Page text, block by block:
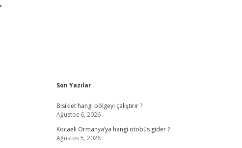
Sidebar
Son Yazılar
Bisiklet hangi bölgeyi çalıştırır ?
Ağustos 6, 2026
Kocaeli Ormanya’ya hangi otobüs gider ?
Ağustos 5, 2026